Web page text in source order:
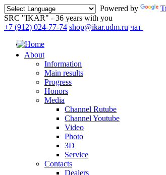
Powered by
SRC "IKAR" - 36 years with you
+7 (912) 024-77-74 shop@ikar.udm.ru чат
About
Information
Main results
Progress
Honors
Media
Channel Rutube
Channel Youtube
Video
Photo
3D
Service
Contacts
Dealers